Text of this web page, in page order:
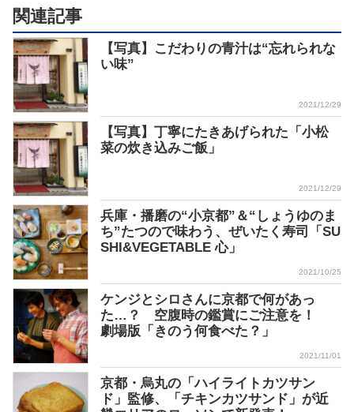
関連記事
【写真】こだわりの青汁は“忘れられな
い味”
2021/12/29
【写真】丁寧にたきあげられた「小松
菜の炊き込みご飯」
2021/12/29
兵庫・播磨の“小京都”＆“しょうゆのま
ち”たつので味わう、ぜいたく寿司「SU
SHI&VEGETABLE 心」
2021/10/25
ケンジとシロさんに京都で何があっ
た…？ 空腹時の鑑賞にご注意を！
劇場版「きのう何食べた？」
2021/11/01
京都・烏丸の「ハイライトカツサン
ド」監修、「チキンカツサンド」が近